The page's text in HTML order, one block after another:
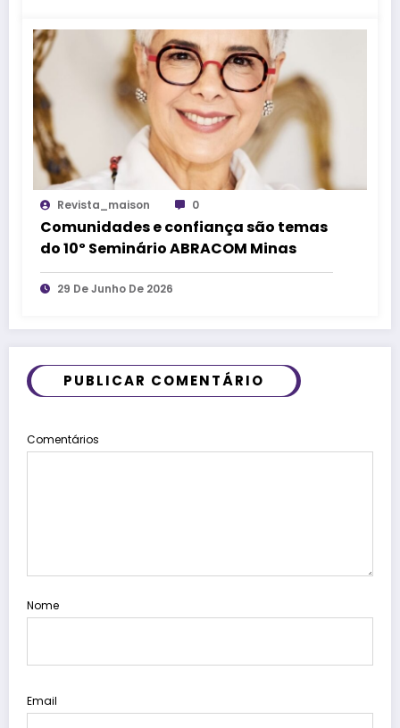
Revista_maison 0
Comunidades e confiança são temas
do 10º Seminário ABRACOM Minas
29 De Junho De 2026
PUBLICAR COMENTÁRIO
Comentários
Nome
Email